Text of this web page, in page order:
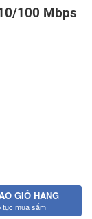
100 Mbps
GIỎ HÀNG
tục mua sắm